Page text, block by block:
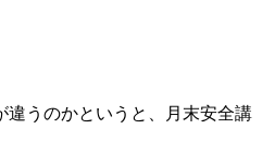
違うのかというと、月末安全講